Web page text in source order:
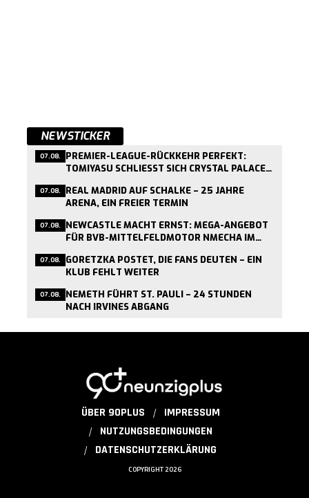
NEWSTICKER
07.08. PREMIER-LEAGUE-RÜCKKEHR PERFEKT:
TOMIYASU SCHLIESST SICH CRYSTAL PALACE A
07.08. REAL MADRID AUF SCHALKE – 25 JAHRE
ARENA, EIN FREIER TERMIN
07.08. NEWCASTLE MACHT ERNST: MEGA-ANGEBOT
FÜR BVB-MITTELFELDMOTOR NMECHA IM
07.08. GORETZKA POSTET, DIE FANS DEUTEN – EIN
KLUB FEHLT WEITER
07.08. NEMETH FÜHRT ST. PAULI – 24 STUNDEN
NACH IRVINES ABGANG
ÜBER 90PLUS
IMPRESSUM
NUTZUNGSBEDINGUNGEN
DATENSCHUTZERKLÄRUNG
COPYRIGHT 2026